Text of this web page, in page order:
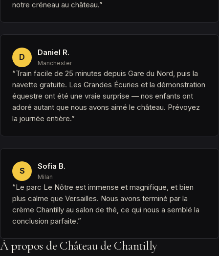
notre créneau au château.”
D Daniel R.
Manchester
“Train facile de 25 minutes depuis Gare du Nord, puis la
navette gratuite. Les Grandes Écuries et la démonstration
équestre ont été une vraie surprise — nos enfants ont
adoré autant que nous avons aimé le château. Prévoyez
la journée entière.”
S Sofia B.
Milan
“Le parc Le Nôtre est immense et magnifique, et bien
plus calme que Versailles. Nous avons terminé par la
crème Chantilly au salon de thé, ce qui nous a semblé la
conclusion parfaite.”
À propos de Château de Chantilly